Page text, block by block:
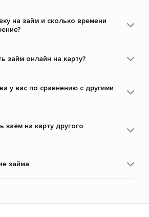
на займ и сколько времени
займ онлайн на карту?
у вас по сравнению с другими
заём на карту другого
займа